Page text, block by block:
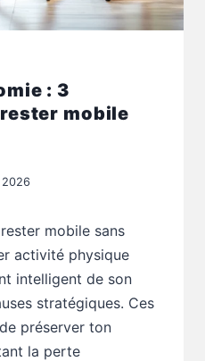
: 3
mobile
2026
mobile sans
activité physique
intelligent de son
stratégiques. Ces
préserver ton
la perte